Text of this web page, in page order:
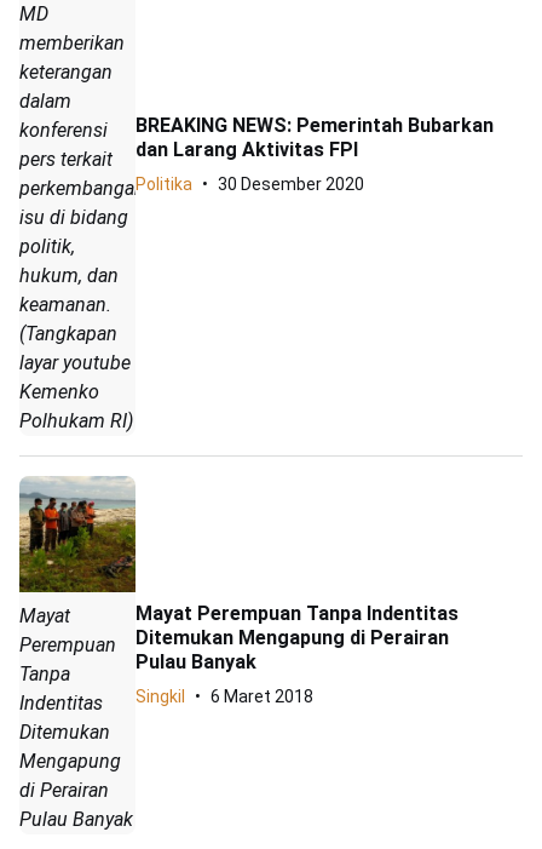
MD
memberikan
keterangan
dalam
konferensi
pers terkait
perkembangan
isu di bidang
politik,
hukum, dan
keamanan.
(Tangkapan
layar youtube
Kemenko
Polhukam RI)
BREAKING NEWS: Pemerintah Bubarkan
dan Larang Aktivitas FPI
Politika 30 Desember 2020
Mayat
Perempuan
Tanpa
Indentitas
Ditemukan
Mengapung
di Perairan
Pulau Banyak
Mayat Perempuan Tanpa Indentitas
Ditemukan Mengapung di Perairan
Pulau Banyak
Singkil 6 Maret 2018